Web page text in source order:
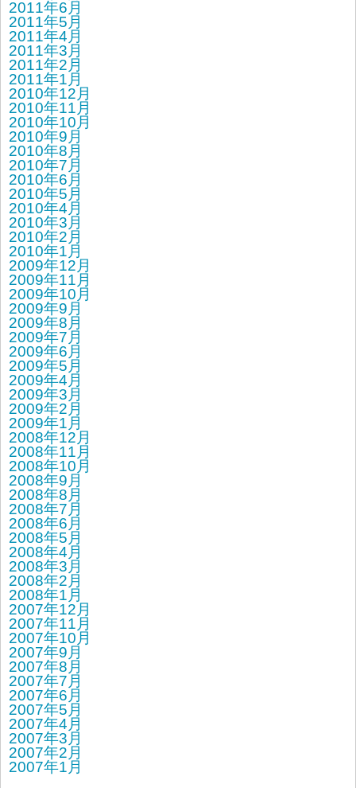
2011年6月
2011年5月
2011年4月
2011年3月
2011年2月
2011年1月
2010年12月
2010年11月
2010年10月
2010年9月
2010年8月
2010年7月
2010年6月
2010年5月
2010年4月
2010年3月
2010年2月
2010年1月
2009年12月
2009年11月
2009年10月
2009年9月
2009年8月
2009年7月
2009年6月
2009年5月
2009年4月
2009年3月
2009年2月
2009年1月
2008年12月
2008年11月
2008年10月
2008年9月
2008年8月
2008年7月
2008年6月
2008年5月
2008年4月
2008年3月
2008年2月
2008年1月
2007年12月
2007年11月
2007年10月
2007年9月
2007年8月
2007年7月
2007年6月
2007年5月
2007年4月
2007年3月
2007年2月
2007年1月